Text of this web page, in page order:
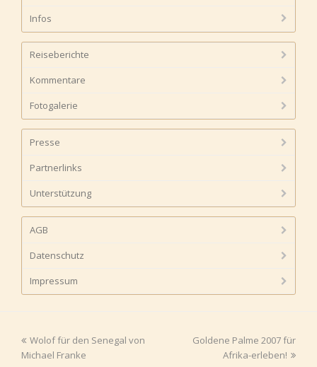
Infos
Reiseberichte
Kommentare
Fotogalerie
Presse
Partnerlinks
Unterstützung
AGB
Datenschutz
Impressum
vorheriger
Beitrag:
Wolof für den Senegal von
Michael Franke
Nächster
Beitrag:
Goldene Palme 2007 für
Afrika-erleben!